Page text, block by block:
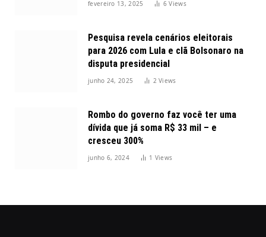
fevereiro 13, 2025 6Views
Pesquisa revela cenários eleitorais
para 2026 com Lula e clã Bolsonaro na
disputa presidencial
junho 24, 2025 2Views
Rombo do governo faz você ter uma
dívida que já soma R$ 33 mil – e
cresceu 300%
junho 6, 2024 1 Views